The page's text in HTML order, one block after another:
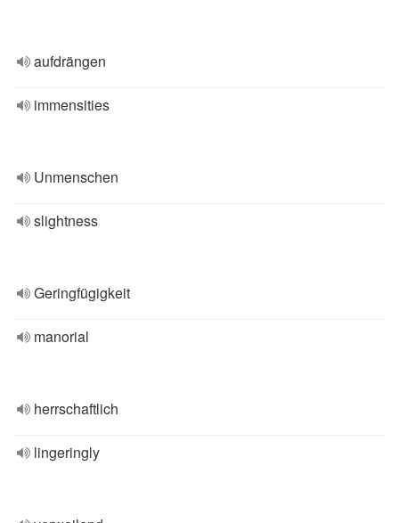
aufdrängen
immensities
Unmenschen
slightness
Geringfügigkeit
manorial
herrschaftlich
lingeringly